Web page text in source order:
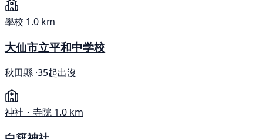
學校 1.0 km
大仙市立平和中学校
秋田縣 ·35起出沒
神社・寺院 1.0 km